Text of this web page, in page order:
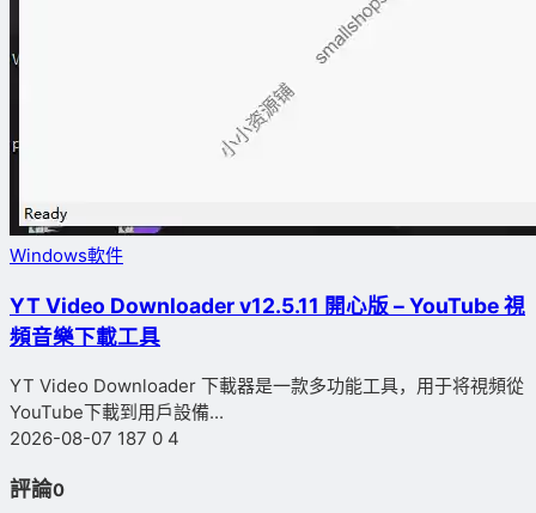
Windows軟件
YT Video Downloader v12.5.11 開心版 – YouTube 視
頻音樂下載工具
YT Video Downloader 下載器是一款多功能工具，用于将視頻從
YouTube下載到用戶設備...
2026-08-07 187 0 4
評論0